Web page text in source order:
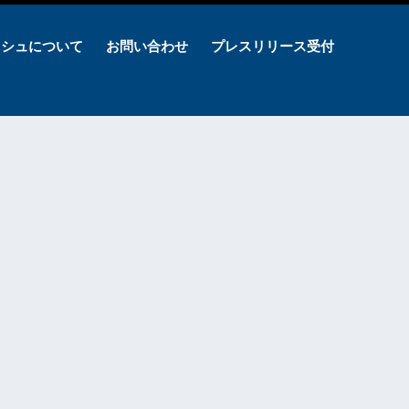
ュについて お問い合わせ プレスリリース受付